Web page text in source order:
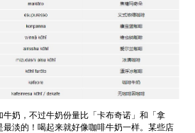
牛奶，不过牛奶份量比「卡布奇诺」和「拿
淡的！喝起来就好像咖啡牛奶一样。某些店